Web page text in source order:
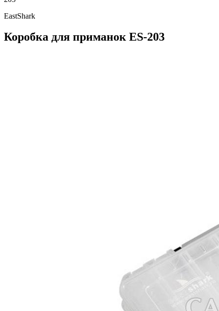
EastShark
Коробка для приманок ES-203